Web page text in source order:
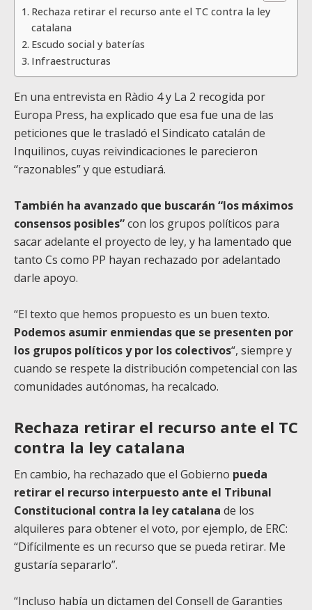
Rechaza retirar el recurso ante el TC contra la ley
catalana
Escudo social y baterías
Infraestructuras
En una entrevista en Ràdio 4 y La 2 recogida por
Europa Press, ha explicado que esa fue una de las
peticiones que le trasladó el Sindicato catalán de
Inquilinos, cuyas reivindicaciones le parecieron
“razonables” y que estudiará.
También ha avanzado que buscarán “los máximos
consensos posibles”con los grupos políticos para
sacar adelante el proyecto de ley, y ha lamentado que
tanto Cs como PP hayan rechazado por adelantado
darle apoyo.
“El texto que hemos propuesto es un buen texto.
Podemos asumir enmiendas que se presenten por
los grupos políticos y por los colectivos“, siempre y
cuando se respete la distribución competencial con las
comunidades autónomas, ha recalcado.
Rechaza retirar el recurso ante el TC
contra la ley catalana
En cambio, ha rechazado que el Gobierno pueda
retirar el recurso interpuesto ante el Tribunal
Constitucional contra la ley catalana de los
alquileres para obtener el voto, por ejemplo, de ERC:
“Difícilmente es un recurso que se pueda retirar. Me
gustaría separarlo”.
“Incluso había un dictamen del Consell de Garanties